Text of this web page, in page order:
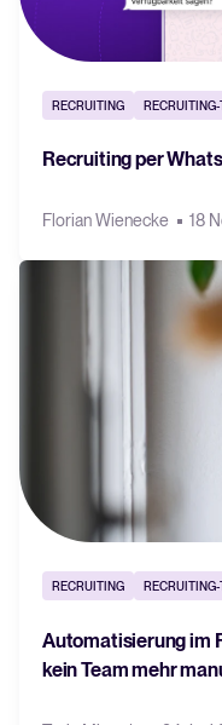
RECRUITING
Recruiting per
Florian Wienecke 18
RECRUITING
Automatisierung im
kein Team mehr